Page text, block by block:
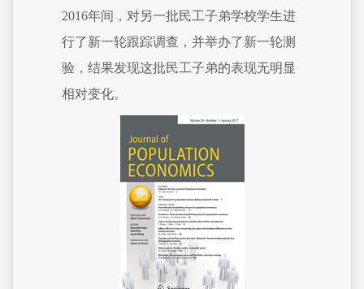
2016年间，对另一批民工子弟学校学生进
行了新一轮跟踪调查，并举办了新一轮测
验，结果发现这批民工子弟的表现无明显
相对变化。